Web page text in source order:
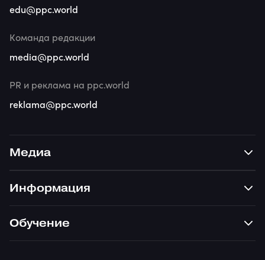
Медиа
Информация
Обучение
edu@ppc.world
Команда редакции
media@ppc.world
PR и реклама на ppc.world
reklama@ppc.world